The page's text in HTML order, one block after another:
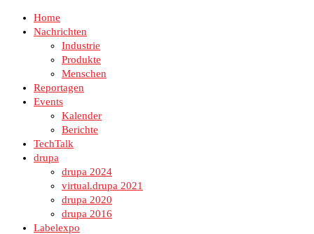
Home
Nachrichten
Industrie
Produkte
Menschen
Reportagen
Events
Kalender
Berichte
TechTalk
drupa
drupa 2024
virtual.drupa 2021
drupa 2020
drupa 2016
Labelexpo